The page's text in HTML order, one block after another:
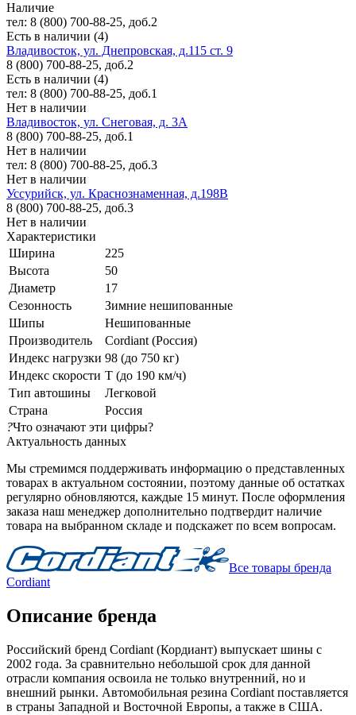
Наличие
тел: 8 (800) 700-88-25, доб.2
Есть в наличии (4)
Владивосток, ул. Днепровская, д.115 ст. 9
8 (800) 700-88-25, доб.2
Есть в наличии (4)
тел: 8 (800) 700-88-25, доб.1
Нет в наличии
Владивосток, ул. Снеговая, д. 3А
8 (800) 700-88-25, доб.1
Нет в наличии
тел: 8 (800) 700-88-25, доб.3
Нет в наличии
Уссурийск, ул. Краснознаменная, д.198В
8 (800) 700-88-25, доб.3
Нет в наличии
Характеристики
Ширина
225
Высота
50
Диаметр
17
Сезонность
Зимние нешипованные
Шипы
Нешипованные
Производитель
Cordiant (Россия)
Индекс нагрузки 98 (до 750 кг)
Индекс скорости T (до 190 км/ч)
Тип автошины
Легковой
Страна
Россия
?Что означают эти цифры?
Актуальность данных
Мы стремимся поддерживать информацию о представленных
товарах в актуальном состоянии, поэтому данные об остатках
регулярно обновляются, каждые 15 минут. После оформления
заказа наш менеджер дополнительно подтвердит наличие
товара на выбранном складе и подскажет по всем вопросам.
Все товары бренда
Cordiant
Описание бренда
Российский бренд Cordiant (Кордиант) выпускает шины с
2002 года. За сравнительно небольшой срок для данной
отрасли компания освоила не только внутренний, но и
внешний рынки. Автомобильная резина Cordiant поставляется
в страны Западной и Восточной Европы, а также в США.